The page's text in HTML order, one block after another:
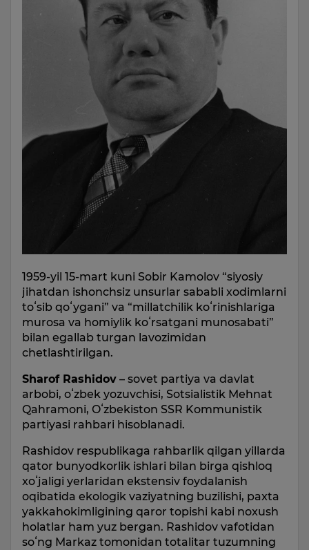
1959-yil 15-mart kuni Sobir Kamolov “siyosiy
jihatdan ishonchsiz unsurlar sababli xodimlarni
toʻsib qoʻygani” va “millatchilik koʻrinishlariga
murosa va homiylik koʻrsatgani munosabati”
bilan egallab turgan lavozimidan
chetlashtirilgan.
Sharof Rashidov – sovet partiya va davlat
arbobi, oʻzbek yozuvchisi, Sotsialistik Mehnat
Qahramoni, Oʻzbekiston SSR Kommunistik
partiyasi rahbari hisoblanadi.
Rashidov respublikaga rahbarlik qilgan yillarda
qator bunyodkorlik ishlari bilan birga qishloq
xoʻjaligi yerlaridan ekstensiv foydalanish
oqibatida ekologik vaziyatning buzilishi, paxta
yakkahokimligining qaror topishi kabi noxush
holatlar ham yuz bergan. Rashidov vafotidan
soʻng Markaz tomonidan totalitar tuzumning